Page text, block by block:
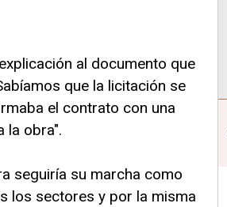
al documento que
que la licitación se
el contrato con una
la obra".
seguiría su marcha como
los sectores y por la misma